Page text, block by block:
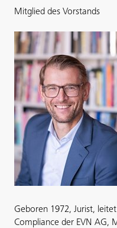
Mitglied des Vorstands
Geboren 1972, Jurist,
Compliance der EVN AG,